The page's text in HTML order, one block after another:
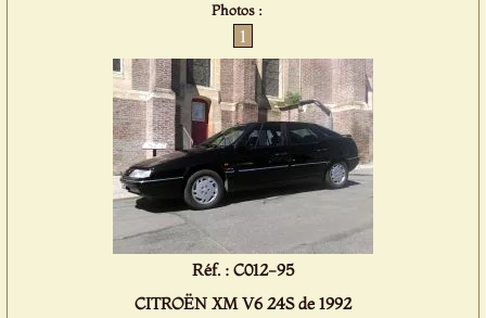
Photos :
1
Réf. : C012-95
CITROËN XM V6 24S de 1992